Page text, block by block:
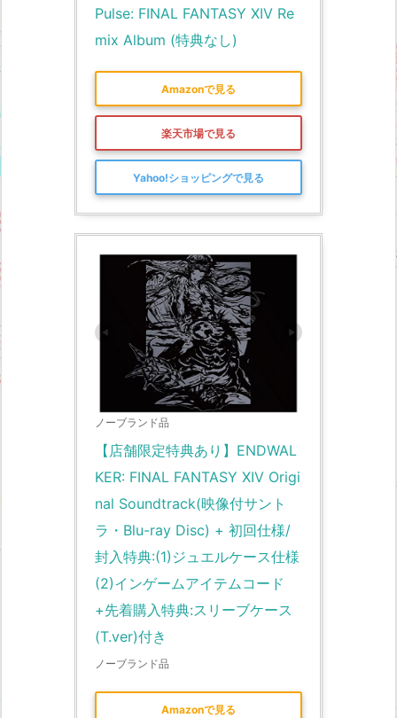
Pulse: FINAL FANTASY XIV Re
mix Album (特典なし)
Amazonで見る
楽天市場で見る
Yahoo!ショッピングで見る
ノーブランド品
【店舗限定特典あり】ENDWAL
KER: FINAL FANTASY XIV Origi
nal Soundtrack(映像付サント
ラ・Blu-ray Disc) + 初回仕様/
封入特典:(1)ジュエルケース仕様
(2)インゲームアイテムコード
+先着購入特典:スリーブケース
(T.ver)付き
ノーブランド品
Amazonで見る